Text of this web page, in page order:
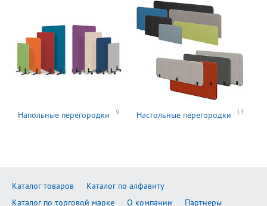
Напольные перегородки 9 Настольные перегородки 13
Каталог товаров
Каталог по алфавиту
Каталог по торговой марке
О компании Партнеры